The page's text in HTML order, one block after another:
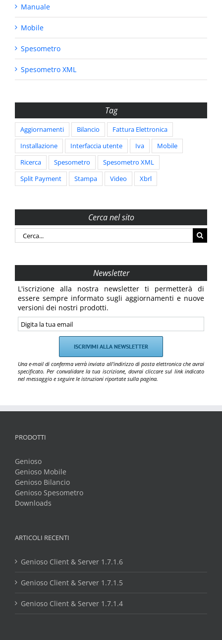
Manuale
Mobile
Spesometro
Spesometro XML
Tag
Aggiornamenti Bilancio
Fattura Elettronica
Installazione
Interfaccia utente Iva
Mobile
Ricerca
Spesometro
Spesometro XML
Split Payment
Stampa Video Xbrl
Cerca nel sito
Cerca
per:
Newsletter
L'iscrizione alla nostra newsletter ti permetterà di
essere sempre informato sugli aggiornamenti e nuove
versioni dei nostri prodotti.
Una e-mail di conferma verrà inviata all'indirizzo di posta elettronica che avrai
specificato. Per convalidare la tua iscrizione, dovrai cliccare sul link indicato
nel messaggio e seguire le istruzioni riportate sulla pagina.
PRODOTTI
Genioso
Genioso Mobile
Genioso Bilancio
Genioso Spesometro
Downloads
ARTICOLI RECENTI
Genioso Client & Server 1.7.1.6
Genioso Client & Server 1.7.1.5
Genioso Client & Server 1.7.1.4